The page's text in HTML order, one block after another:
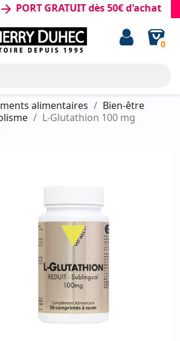
PORT GRATUIT dès 50€ d'achat
0
alimentaires
Bien-être
L-Glutathion 100 mg